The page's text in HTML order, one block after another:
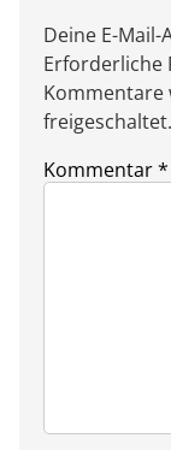
Deine E-
Erforderliche
Kommentare
Kommentar*